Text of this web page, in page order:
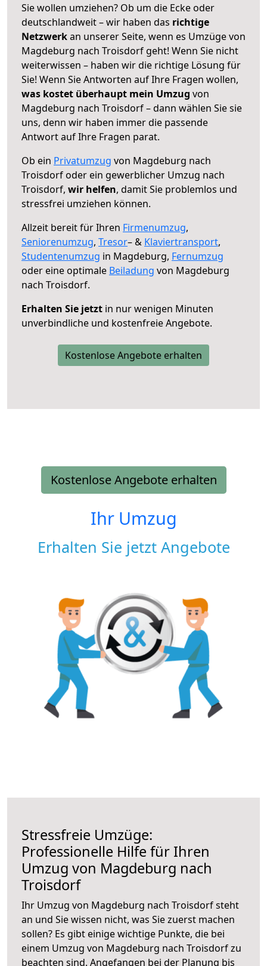
Sie wollen umziehen? Ob um die Ecke oder
deutschlandweit – wir haben das richtige
Netzwerkan unserer Seite, wenn es Umzüge von
Magdeburg nach Troisdorf geht! Wenn Sie nicht
weiterwissen – haben wir die richtige Lösung für
Sie! Wenn Sie Antworten auf Ihre Fragen wollen,
was kostet überhaupt mein Umzug von
Magdeburg nach Troisdorf – dann wählen Sie sie
uns, denn wir haben immer die passende
Antwort auf Ihre Fragen parat.
Ob ein Privatumzug von Magdeburg nach
Troisdorf oder ein gewerblicher Umzug nach
Troisdorf, wir helfen, damit Sie problemlos und
stressfrei umziehen können.
Allzeit bereit für Ihren Firmenumzug,
Seniorenumzug, Tresor– & Klaviertransport,
Studentenumzug in Magdeburg, Fernumzug
oder eine optimale Beiladung von Magdeburg
nach Troisdorf.
Erhalten Sie jetzt in nur wenigen Minuten
unverbindliche und kostenfreie Angebote.
Kostenlose Angebote erhalten
Kostenlose Angebote erhalten
Ihr Umzug
Erhalten Sie jetzt Angebote
Stressfreie Umzüge:
Professionelle Hilfe für Ihren
Umzug von Magdeburg nach
Troisdorf
Ihr Umzug von Magdeburg nach Troisdorf steht
an und Sie wissen nicht, was Sie zuerst machen
sollen? Es gibt einige wichtige Punkte, die bei
einem Umzug von Magdeburg nach Troisdorf zu
beachten sind. Angefangen bei der Planung bis